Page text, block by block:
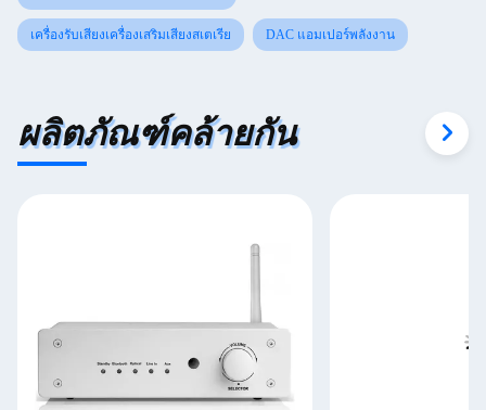
เครื่องรับเสียงเครื่องเสริมเสียงสเตเรีย DAC แอมเปอร์พลังงาน
ผลิตภัณฑ์คล้ายกัน